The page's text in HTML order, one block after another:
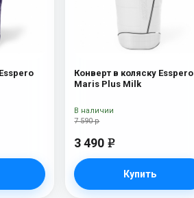
Конверт в коляску Esspero
Maris Plus Milk
7 590 р
3 490 e
Купить
В наличии